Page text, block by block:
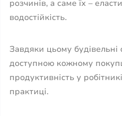
розчинів, а саме їх –
водостійкість.
Завдяки цьому будівельні
доступною кожному
продуктивність у
практиці.